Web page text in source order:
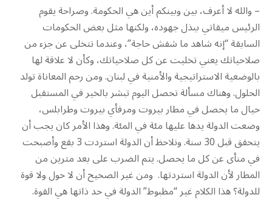
– والله لا أعرف، بين وبينكم أين هي الحكومة. وصراحة يقوم
الرئيس ميقاتي ببذل جهوده، ولكنها مثل بعض الحكومات
السابقة “إنه شاهد ما شفش حاجة”، وعندما تتخلى عن جزء من
صلاحياتك يعني تخليت عن كل صلاحياتك، وكأن لا علاقة لها
بالوضعية الاستراتيجية والأمنية في لبنان. ومن رحم المعاناة تولد
الحلول. وهناك مسألة تحصل اليوم تبشر بالخير في المستقبل
حيال ما يحصل في مطار بيروت ومرفأي بيروت وطرابلس،
وضعت الدولة يدها عليها مئة في المئة. وهذا الأمر كان يجب أن
يتحقق قبل 30 سنة. ونلاحظ أن الدولة استردت 3 بقع وأصبحت
في منأى عن كل ما يحصل. يتم الضرب على بعد مترين من
المطار لأن الدولة استردتها. ومن غير الصحيح أن لا حول ولا قوة
للدولة؟ هذا الكلام غير “مظبوط” الدولة في حد ذاتها هي القوة.